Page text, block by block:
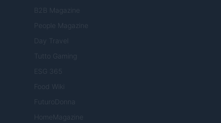
B2B Magazine
People Magazine
Day Travel
Tutto Gaming
ESG 365
Food Wiki
FuturoDonna
HomeMagazine